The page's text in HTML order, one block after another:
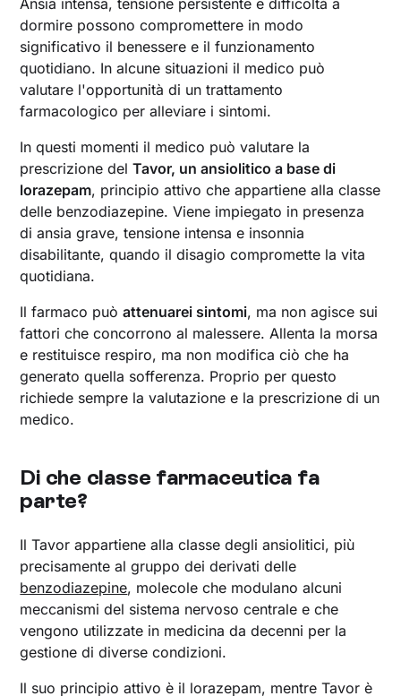
Ansia intensa, tensione persistente e difficoltà a
dormire possono compromettere in modo
significativo il benessere e il funzionamento
quotidiano. In alcune situazioni il medico può
valutare l'opportunità di un trattamento
farmacologico per alleviare i sintomi.
In questi momenti il medico può valutare la
prescrizione delTavor, un ansiolitico a base di
lorazepam, principio attivo che appartiene alla classe
delle benzodiazepine. Viene impiegato in presenza
di ansia grave, tensione intensa e insonnia
disabilitante, quando il disagio compromette la vita
quotidiana.
Il farmaco puòattenuarei sintomi, ma non agisce sui
fattori che concorrono al malessere. Allenta la morsa
e restituisce respiro, ma non modifica ciò che ha
generato quella sofferenza. Proprio per questo
richiede sempre la valutazione e la prescrizione di un
medico.
Di che classe farmaceutica fa
parte?
Il Tavor appartiene alla classe degli ansiolitici, più
precisamente al gruppo dei derivati delle
benzodiazepine, molecole che modulano alcuni
meccanismi del sistema nervoso centrale e che
vengono utilizzate in medicina da decenni per la
gestione di diverse condizioni.
Il suo principio attivo è il lorazepam, mentre Tavor è